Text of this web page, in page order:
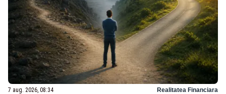
7 aug. 2026, 08:34 Realitatea Financiara